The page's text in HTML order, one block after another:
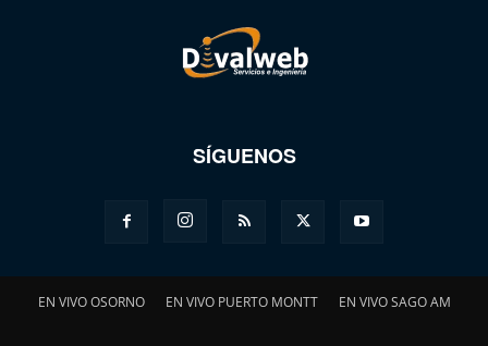
SÍGUENOS
EN VIVO OSORNO EN VIVO PUERTO MONTT EN VIVO SAGO AM